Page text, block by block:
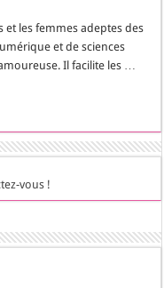
et les femmes adeptes des
et de sciences
Il facilite les …
vous !